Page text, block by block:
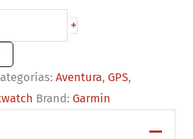
+
Aventura, GPS,
Brand: Garmin